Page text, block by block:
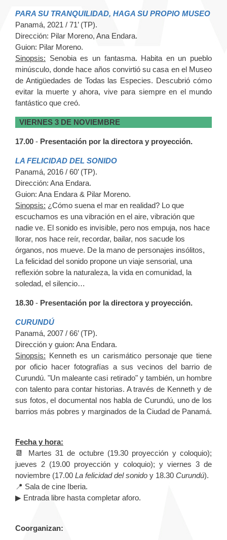
PARA SU TRANQUILIDAD, HAGA SU PROPIO MUSEO
Panamá, 2021 / 71’ (TP).
Dirección: Pilar Moreno, Ana Endara.
Guion: Pilar Moreno.
Sinopsis: Senobia es un fantasma. Habita en un pueblo
minúsculo, donde hace años convirtió su casa en el Museo
de Antigüedades de Todas las Especies. Descubrió cómo
evitar la muerte y ahora, vive para siempre en el mundo
fantástico que creó.
VIERNES 3 DE NOVIEMBRE
17.00 - Presentación por la directora y proyección.
LA FELICIDAD DEL SONIDO
Panamá, 2016 / 60’ (TP).
Dirección: Ana Endara.
Guion: Ana Endara & Pilar Moreno.
Sinopsis: ¿Cómo suena el mar en realidad? Lo que
escuchamos es una vibración en el aire, vibración que
nadie ve. El sonido es invisible, pero nos empuja, nos hace
llorar, nos hace reír, recordar, bailar, nos sacude los
órganos, nos mueve. De la mano de personajes insólitos,
La felicidad del sonido propone un viaje sensorial, una
reflexión sobre la naturaleza, la vida en comunidad, la
soledad, el silencio…
18.30 - Presentación por la directora y proyección.
CURUNDÚ
Panamá, 2007 / 66’ (TP).
Dirección y guion: Ana Endara.
Sinopsis: Kenneth es un carismático personaje que tiene
por oficio hacer fotografías a sus vecinos del barrio de
Curundú. "Un maleante casi retirado" y también, un hombre
con talento para contar historias. A través de Kenneth y de
sus fotos, el documental nos habla de Curundú, uno de los
barrios más pobres y marginados de la Ciudad de Panamá.
Fecha y hora:
📆 Martes 31 de octubre (19.30 proyección y coloquio);
jueves 2 (19.00 proyección y coloquio); y viernes 3 de
noviembre (17.00 La felicidad del sonido y 18.30 Curundú).
📍 Sala de cine Iberia.
▶ Entrada libre hasta completar aforo.
Coorganizan: